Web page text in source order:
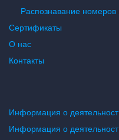
Распознавание номеров
Сертификаты
О нас
Контакты
Информация о
Информация о